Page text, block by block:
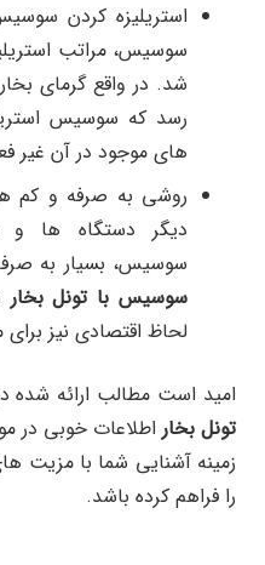
استریلیزه کردن
سوسیس، مراتب
شد. در واقع گرمای
رسد که سوسیس
های موجود در آن غیر
روشی به صرفه و کم
دیگر دستگاه ها و
سوسیس، بسیار به
سوسیس با تونل بخار
لحاظ اقتصادی نیز
امید است مطالب ارائه شده
تونل بخاراطلاعات خوبی در
زمینه آشنایی شما با مزیت
را فراهم کرده باشد.